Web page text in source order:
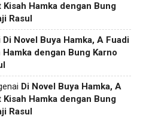
Kisah Hamka dengan Bung
Rasul
Di Novel Buya Hamka, A Fuadi
dengan Bung Karno
Di Novel Buya Hamka, A
Kisah Hamka dengan Bung
Rasul